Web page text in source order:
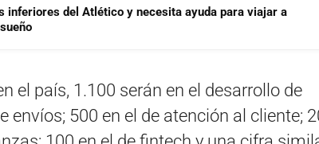
inferiores del Atlético y necesita ayuda para viajar a
el país, 1.100 serán en el desarrollo de
envíos; 500 en el de atención al cliente;